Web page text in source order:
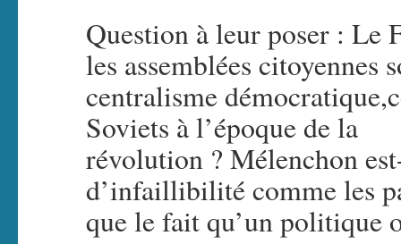
Question à leur poser : Le
les assemblées citoyennes
centralisme
Soviets à l’époque de la
révolution ? Mélenchon
d’infaillibilité comme les
que le fait qu’un politique